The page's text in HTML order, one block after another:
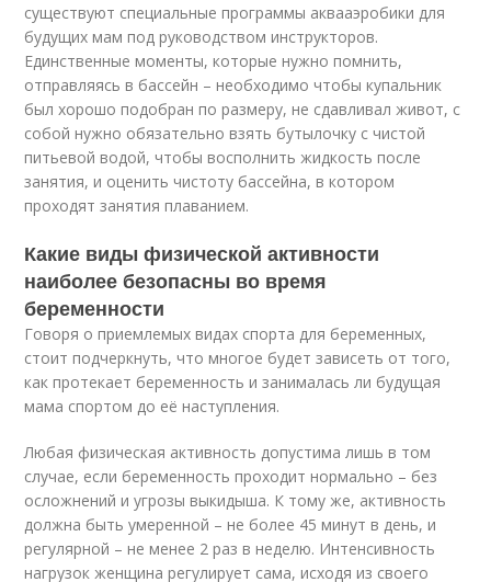
существуют специальные программы аквааэробики для
будущих мам под руководством инструкторов.
Единственные моменты, которые нужно помнить,
отправляясь в бассейн – необходимо чтобы купальник
был хорошо подобран по размеру, не сдавливал живот, с
собой нужно обязательно взять бутылочку с чистой
питьевой водой, чтобы восполнить жидкость после
занятия, и оценить чистоту бассейна, в котором
проходят занятия плаванием.
Какие виды физической активности
наиболее безопасны во время
беременности
Говоря о приемлемых видах спорта для беременных,
стоит подчеркнуть, что многое будет зависеть от того,
как протекает беременность и занималась ли будущая
мама спортом до её наступления.
Любая физическая активность допустима лишь в том
случае, если беременность проходит нормально – без
осложнений и угрозы выкидыша. К тому же, активность
должна быть умеренной – не более 45 минут в день, и
регулярной – не менее 2 раз в неделю. Интенсивность
нагрузок женщина регулирует сама, исходя из своего